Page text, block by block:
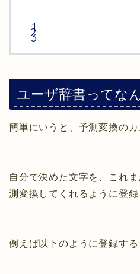
ユーザ辞書ってな
簡単にいうと、予測変換のカ
自分で決めた文字を、これ
測変換してくれるように登録
例えば以下のように登録する